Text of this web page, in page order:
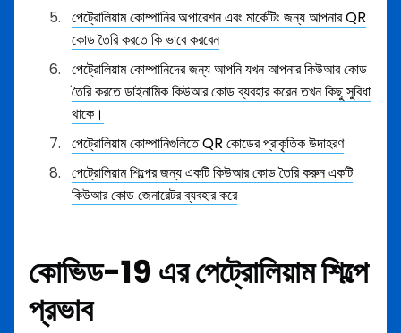
পেট্রোলিয়াম কোম্পানির অপারেশন এবং মার্কেটিং জন্য আপনার QR
কোড তৈরি করতে কি ভাবে করবেন
পেট্রোলিয়াম কোম্পানিদের জন্য আপনি যখন আপনার কিউআর কোড
তৈরি করতে ডাইনামিক কিউআর কোড ব্যবহার করেন তখন কিছু সুবিধা
থাকে।
পেট্রোলিয়াম কোম্পানিগুলিতে QR কোডের প্রাকৃতিক উদাহরণ
পেট্রোলিয়াম শিল্পের জন্য একটি কিউআর কোড তৈরি করুন একটি
কিউআর কোড জেনারেটর ব্যবহার করে
কোভিড-19 এর পেট্রোলিয়াম শিল্পে
প্রভাব